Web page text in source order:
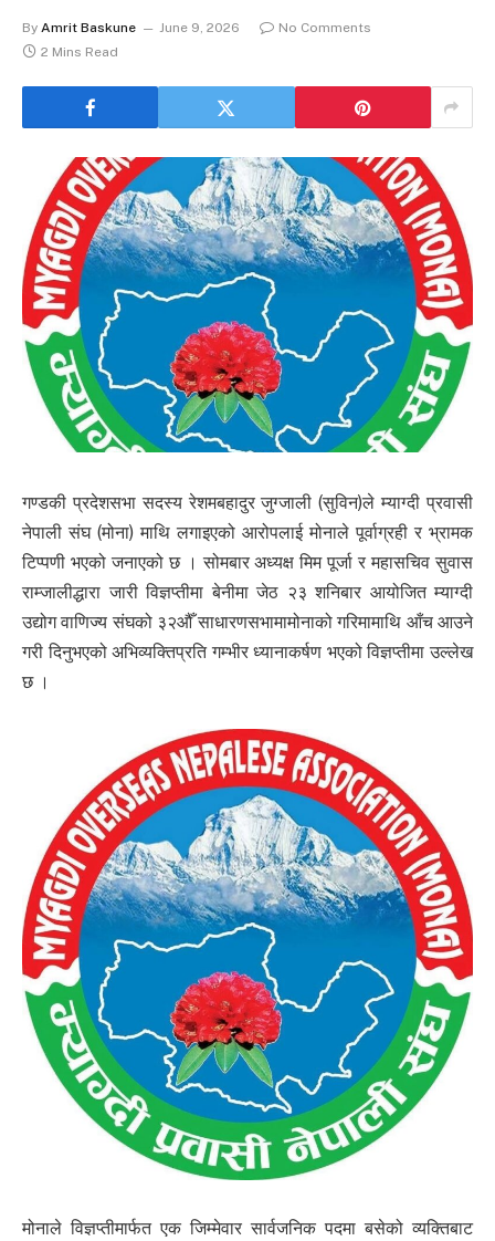
By Amrit Baskune June 9, 2026
No Comments
2 Mins Read
गण्डकी प्रदेशसभा सदस्य रेशमबहादुर जुग्जाली (सुविन)ले म्याग्दी प्रवासी
नेपाली संघ (मोना) माथि लगाइएको आरोपलाई मोनाले पूर्वाग्रही र भ्रामक
टिप्पणी भएको जनाएको छ । सोमबार अध्यक्ष मिम पूर्जा र महासचिव सुवास
राम्जालीद्धारा जारी विज्ञप्तीमा बेनीमा जेठ २३ शनिबार आयोजित म्याग्दी
उद्योग वाणिज्य संघको ३२औँ साधारणसभामामोनाको गरिमामाथि आँच आउने
गरी दिनुभएको अभिव्यक्तिप्रति गम्भीर ध्यानाकर्षण भएको विज्ञप्तीमा उल्लेख
छ ।
मोनाले विज्ञप्तीमार्फत एक जिम्मेवार सार्वजनिक पदमा बसेको व्यक्तिबाट